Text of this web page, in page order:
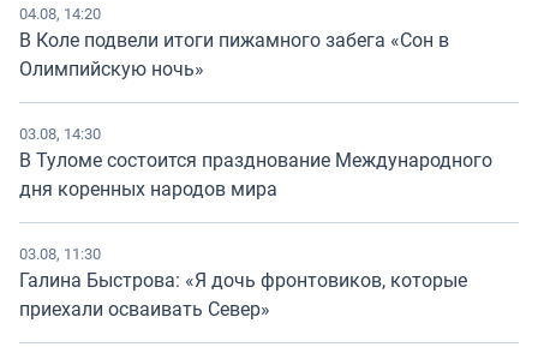
04.08, 14:20
В Коле подвели итоги пижамного забега «Сон в
Олимпийскую ночь»
03.08, 14:30
В Туломе состоится празднование Международного
дня коренных народов мира
03.08, 11:30
Галина Быстрова: «Я дочь фронтовиков, которые
приехали осваивать Север»